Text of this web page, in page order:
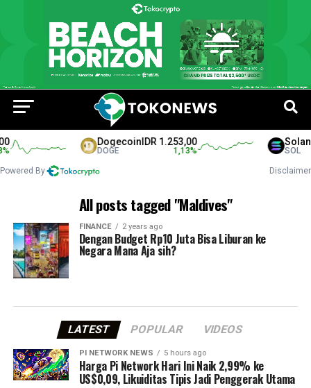
DogecoinIDR 1.253,00
DOGE 1,13 %
Solana
SOL
Powered By Disclaimer
All posts tagged "Maldives"
FINANCE 2 years ago
Dengan Budget Rp10 Juta Bisa Liburan ke
Negara Mana Aja sih?
LATEST POPULAR VIDEOS
PI NETWORK NEWS 5 hours ago
Harga Pi Network Hari Ini Naik 2,99% ke
US$0,09, Likuiditas Tipis Jadi Penggerak Utama